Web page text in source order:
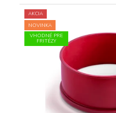
AKCIA
NOVINKA
VHODNÉ PRE
FRITÉZY